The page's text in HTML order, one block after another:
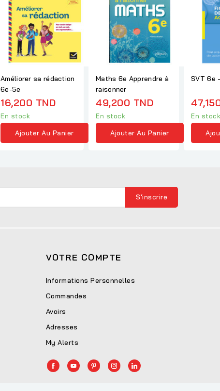
Améliorer sa rédaction
6e-5e
16,200 TND
En stock
Ajouter Au Panier
Maths 6e Apprendre à
raisonner
49,200 TND
En stock
Ajouter Au Panier
SVT 6e
En stock
VOTRE COMPTE
Informations Personnelles
Commandes
Avoirs
Adresses
My Alerts